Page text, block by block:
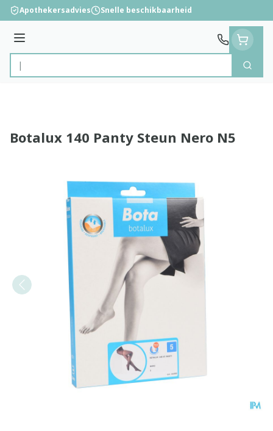
Ga naar de inhoud
Apothekersadvies Snelle beschikbaarheid
Menu
Product, merk, categorie...
Zoek
Botalux 140 Panty Steun Nero N5